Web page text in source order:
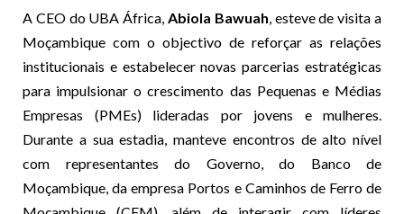
A CEO do UBA África, Abiola Bawuah, esteve de visita a
Moçambique com o objectivo de reforçar as relações
institucionais e estabelecer novas parcerias estratégicas
para impulsionar o crescimento das Pequenas e Médias
Empresas (PMEs) lideradas por jovens e mulheres.
Durante a sua estadia, manteve encontros de alto nível
com representantes do Governo, do Banco de
Moçambique, da empresa Portos e Caminhos de Ferro de